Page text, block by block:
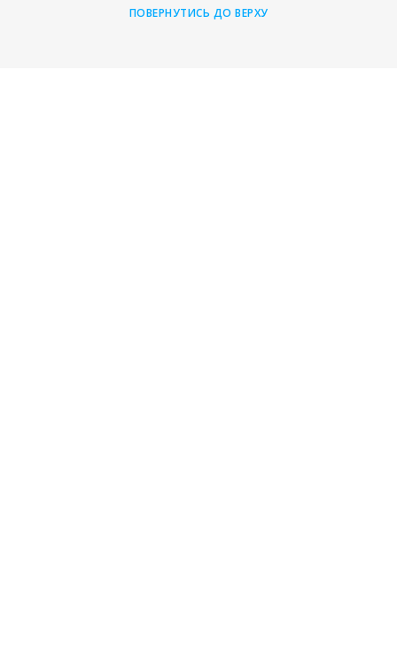
ПОВЕРНУТИСЬ ДО ВЕРХУ